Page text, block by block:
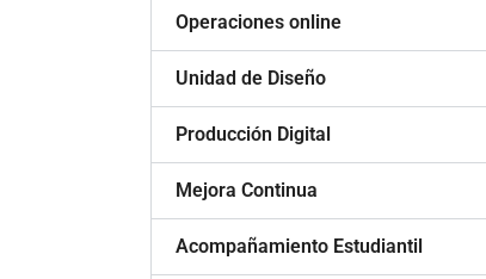
Operaciones online
Unidad de Diseño
Producción Digital
Mejora Continua
Acompañamiento Estudiantil